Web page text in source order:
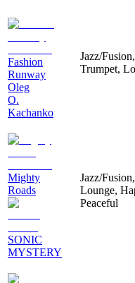
Fashion
Runway
Oleg
O.
Kachanko
Jazz/
Trumpet,
Mighty
Roads
SONIC
MYSTERY
Jazz/
Lounge,
Peaceful